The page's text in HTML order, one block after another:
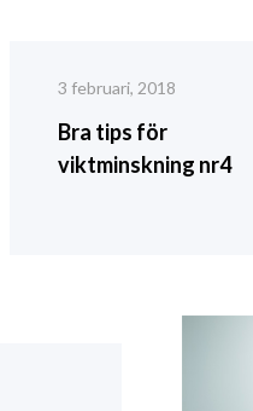
3 februari, 2018
Bra tips för
viktminskning nr4